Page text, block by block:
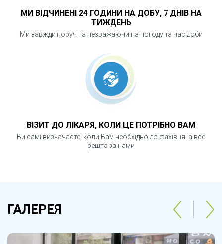
МИ ВІДЧИНЕНІ 24 ГОДИНИ НА ДОБУ, 7 ДНІВ НА
ТИЖДЕНЬ
Ми завжди поруч та незважаючи на погоду та час доби
ВІЗИТ ДО ЛІКАРЯ, КОЛИ ЦЕ ПОТРІБНО ВАМ
Ви самі визначаєте, коли Вам необхідно до фахівця, а все
решта за нами
ГАЛЕРЕЯ